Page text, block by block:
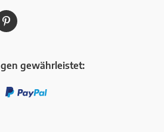
gewährleistet: